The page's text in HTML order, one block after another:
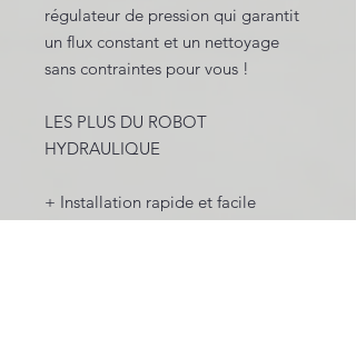
régulateur de pression qui garantit
un flux constant et un nettoyage
sans contraintes pour vous !
LES PLUS DU ROBOT
HYDRAULIQUE
+ Installation rapide et facile